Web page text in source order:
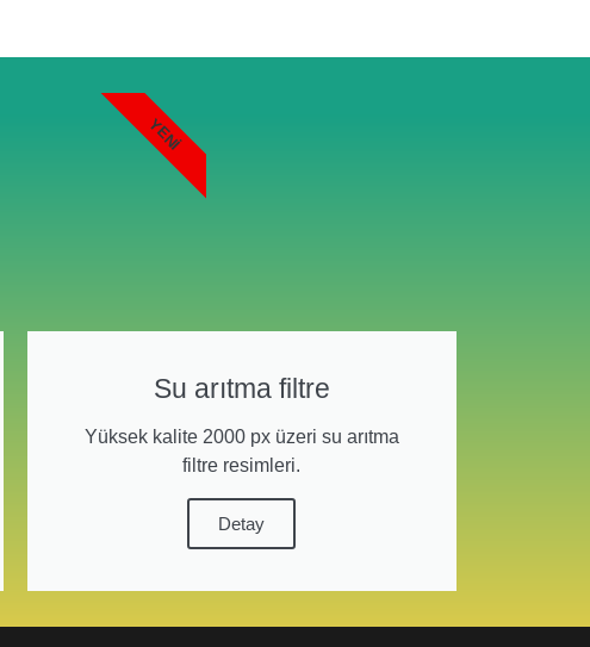
Su arıtma filtre
Yüksek kalite 2000 px üzeri su arıtma
filtre resimleri.
Detay
YENI